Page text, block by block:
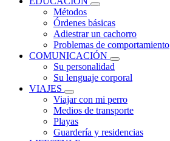
Métodos
Órdenes básicas
Adiestrar un cachorro
Problemas de comportamiento
COMUNICACIÓN
Su personalidad
Su lenguaje corporal
VIAJES
Viajar con mi perro
Medios de transporte
Playas
Guardería y residencias